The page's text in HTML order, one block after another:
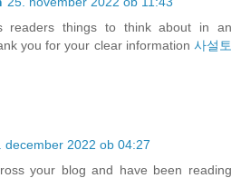
readers things to think about in an
you for your clear information 사설토
december 2022 ob 04:27
your blog and have been reading